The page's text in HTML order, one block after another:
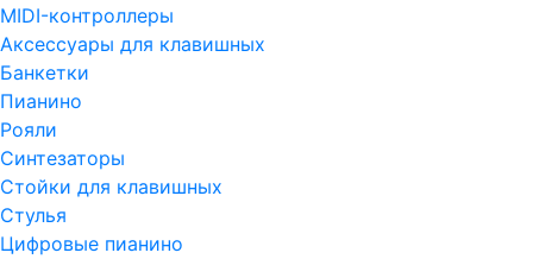
MIDI-контроллеры
Аксессуары для клавишных
Банкетки
Пианино
Рояли
Синтезаторы
Стойки для клавишных
Стулья
Цифровые пианино